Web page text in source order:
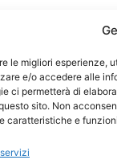
le migliori esperienze,
e/o accedere alle
ci permetterà di
sito. Non
caratteristiche e
2026
Web4Star
Umano